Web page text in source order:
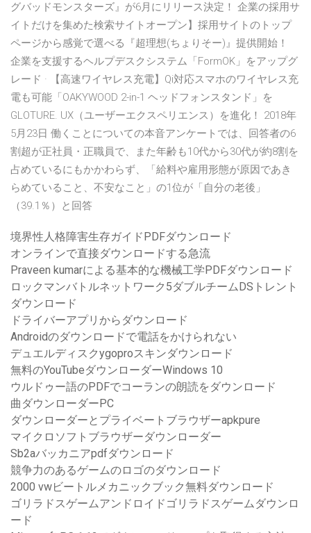
グバッドモンスターズ』が6月にリリース決定！ 企業の採用サ
イトだけを集めた検索サイトオープン】採用サイトのトップ
ページから感覚で選べる『超理想(ちょりそー)』提供開始！
企業を支援するヘルプデスクシステム「FormOK」をアップグ
レード · 【高速ワイヤレス充電】Qi対応スマホのワイヤレス充
電も可能「OAKYWOOD 2-in-1 ヘッドフォンスタンド」を
GLOTURE. UX（ユーザーエクスペリエンス）を進化！ 2018年
5月23日 働くことについての本音アンケートでは、回答者の6
割超が正社員・正職員で、また年齢も10代から30代が約8割を
占めているにもかかわらず、「給料や雇用形態が原因であき
らめていること、不安なこと」の1位が「自分の老後」
（39.1％）と回答
境界性人格障害生存ガイドPDFダウンロード
オンラインで直接ダウンロードする急流
Praveen kumarによる基本的な機械工学PDFダウンロード
ロックマンバトルネットワーク5ダブルチームDSトレント
ダウンロード
ドライバーアプリからダウンロード
Androidのダウンロードで電話をかけられない
デュエルディスクygoproスキンダウンロード
無料のYouTubeダウンローダーWindows 10
ウルドゥー語のPDFでコーランの朗読をダウンロード
曲ダウンローダーPC
ダウンローダーとプライベートブラウザーapkpure
マイクロソフトブラウザーダウンローダー
Sb2aバッカニアpdfダウンロード
競争力のあるゲームのロゴのダウンロード
2000 vwビートルメカニッ​​クブック無料ダウンロード
ゴリラドスゲームアンドロイドゴリラドスゲームダウンロ
ード